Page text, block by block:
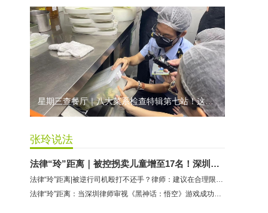
龅牙兔儿童情商训练营：商家承诺退费未履行
预付式消费退款难 深圳市消委会公开谴责力美健华联店
元宵佳节，发生了“甜蜜的烦恼”该怎么办？
2021年深圳市消费投诉分析报告出炉 教育培训投诉量增长
星期三查餐厅｜八大菜系检查特辑第七站！这家米其林一星人气闽菜餐厅后厨干净吗？
张玲说法
法律“玲”距离｜被控拐卖儿童增至17名！深圳律师解读余华英案